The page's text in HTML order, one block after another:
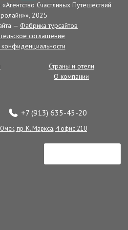
»Туры
«Агентство Счастливых Путешествий
2025
— Фабрика турсайтов
соглашение
Страны и отели
О компании
+7 (913) 635-45-20
Омск, пр. К. Маркса, 4 офис 210